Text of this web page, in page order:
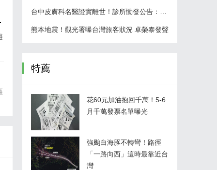
高雄吃到飽餐廳爆3人腸胃不適 衛生局兩次稽查揪缺失
別去
熊本地震！觀光署曝台灣旅客狀況 卓榮泰發聲
特薦
花60元加油抱回千萬！5-6
月千萬發票名單曝光
強颱白海豚不轉彎！路徑
「一路向西」這時最靠近台
灣